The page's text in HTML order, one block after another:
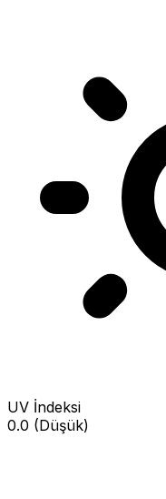
UV İndeksi
0.0 (Düşük)